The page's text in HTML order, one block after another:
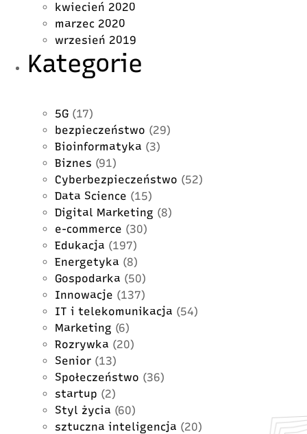
kwiecień 2020
marzec 2020
wrzesień 2019
Kategorie
5G (17)
bezpieczeństwo (29)
Bioinformatyka (3)
Biznes (91)
Cyberbezpieczeństwo (52)
Data Science (15)
Digital Marketing (8)
e-commerce (30)
Edukacja (197)
Energetyka (8)
Gospodarka (50)
Innowacje (137)
IT i telekomunikacja (54)
Marketing (6)
Rozrywka (20)
Senior (13)
Społeczeństwo (36)
startup (2)
Styl życia (60)
sztuczna inteligencja (20)